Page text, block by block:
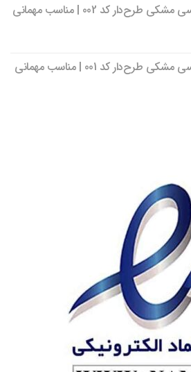
بلیز زنانه مجلسی مشکی طرح‌دار کد 002 | مناسب مهمانی
بلیز زنانه مجلسی مشکی طرح‌دار کد 001 | مناسب مهمانی